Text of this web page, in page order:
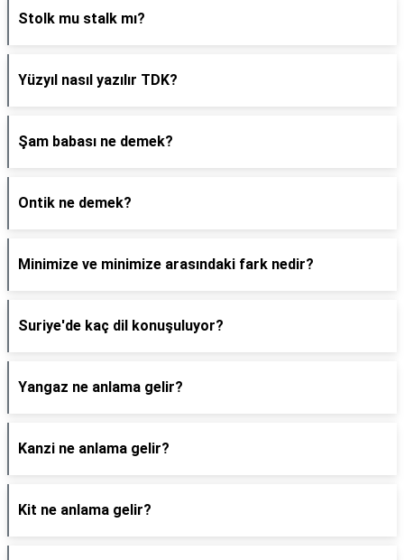
Stolk mu stalk mı?
Yüzyıl nasıl yazılır TDK?
Şam babası ne demek?
Ontik ne demek?
Minimize ve minimize arasındaki fark nedir?
Suriye'de kaç dil konuşuluyor?
Yangaz ne anlama gelir?
Kanzi ne anlama gelir?
Kit ne anlama gelir?